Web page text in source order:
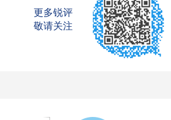
更多锐评
敬请关注